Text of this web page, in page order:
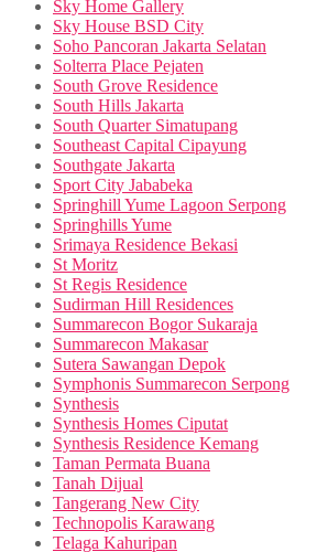
Sky Home Gallery
Sky House BSD City
Soho Pancoran Jakarta Selatan
Solterra Place Pejaten
South Grove Residence
South Hills Jakarta
South Quarter Simatupang
Southeast Capital Cipayung
Southgate Jakarta
Sport City Jababeka
Springhill Yume Lagoon Serpong
Springhills Yume
Srimaya Residence Bekasi
St Moritz
St Regis Residence
Sudirman Hill Residences
Summarecon Bogor Sukaraja
Summarecon Makasar
Sutera Sawangan Depok
Symphonis Summarecon Serpong
Synthesis
Synthesis Homes Ciputat
Synthesis Residence Kemang
Taman Permata Buana
Tanah Dijual
Tangerang New City
Technopolis Karawang
Telaga Kahuripan